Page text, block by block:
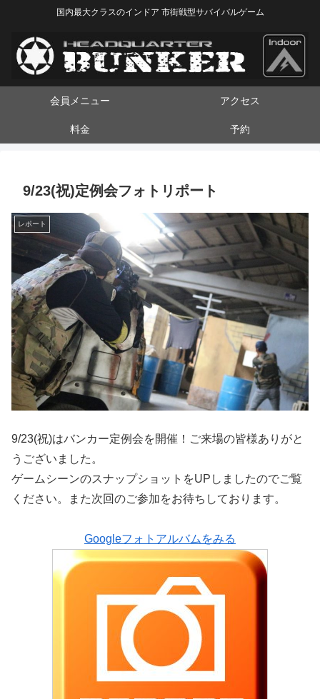
国内最大クラスのインドア 市街戦型サバイバルゲーム
会員メニュー アクセス
料金 予約
9/23(祝)定例会フォトリポート
レポート
9/23(祝)はバンカー定例会を開催！ご来場の皆様ありがと
うございました。
ゲームシーンのスナップショットをUPしましたのでご覧
ください。また次回のご参加をお待ちしております。
Googleフォトアルバムをみる